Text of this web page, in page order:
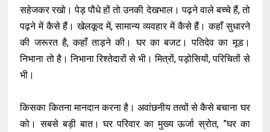
सहेजकर रखो। पेड़ पौधे हों तो उनकी देखभाल। पढ़ने वाले बच्चे हैं, तो
पढ़ने में कैसे हैं। खेलकूद में, सामान्य व्यवहार में कैसे हैं। कहाँ सुधारने
की जरूरत है, कहाँ ताड़ने की। घर का बजट। पतिदेव का मूड।
निभाना तो है। निभाना रिश्तेदारों से भी। मित्रों, पड़ोसियों, परिचितों से
भी।
किसका कितना मानदान करना है। अवांछनीय तत्वों से कैसे बचाना घर
को। सबसे बड़ी बात। घर परिवार का मुख्य ऊर्जा स्रोत, ”घर का